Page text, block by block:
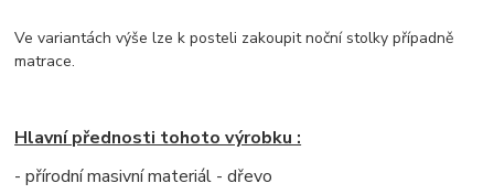
Ve variantách výše lze k posteli zakoupit noční stolky případně
matrace.
Hlavní přednosti tohoto výrobku :
- přírodní masivní materiál - dřevo